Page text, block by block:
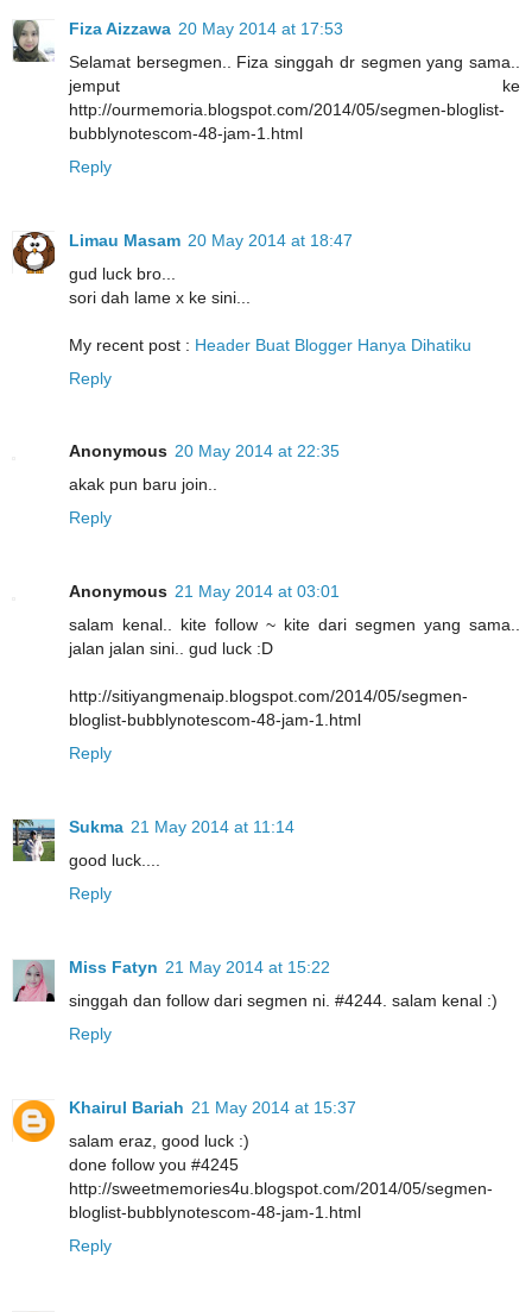
Fiza Aizzawa 20 May 2014 at 17:53
Selamat bersegmen.. Fiza singgah dr segmen yang sama..
jemput ke
http://ourmemoria.blogspot.com/2014/05/segmen-bloglist-
bubblynotescom-48-jam-1.html
Reply
Limau Masam 20 May 2014 at 18:47
gud luck bro...
sori dah lame x ke sini...
My recent post : Header Buat Blogger Hanya Dihatiku
Reply
Anonymous 20 May 2014 at 22:35
akak pun baru join..
Reply
Anonymous 21 May 2014 at 03:01
salam kenal.. kite follow ~ kite dari segmen yang sama..
jalan jalan sini.. gud luck :D
http://sitiyangmenaip.blogspot.com/2014/05/segmen-
bloglist-bubblynotescom-48-jam-1.html
Reply
Sukma 21 May 2014 at 11:14
good luck....
Reply
Miss Fatyn 21 May 2014 at 15:22
singgah dan follow dari segmen ni. #4244. salam kenal :)
Reply
Khairul Bariah 21 May 2014 at 15:37
salam eraz, good luck :)
done follow you #4245
http://sweetmemories4u.blogspot.com/2014/05/segmen-
bloglist-bubblynotescom-48-jam-1.html
Reply